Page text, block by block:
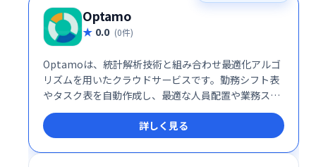
Optamo
0.0 (0件)
Optamoは、統計解析技術と組み合わせ最適化アルゴ
リズムを用いたクラウドサービスです。勤務シフト表
やタスク表を自動作成し、最適な人員配置や業務スケ
ジューリングを実現します。複雑な計算を自動化する
ことで、大幅な時間削減と業務効率化に貢献します。
詳しく見る